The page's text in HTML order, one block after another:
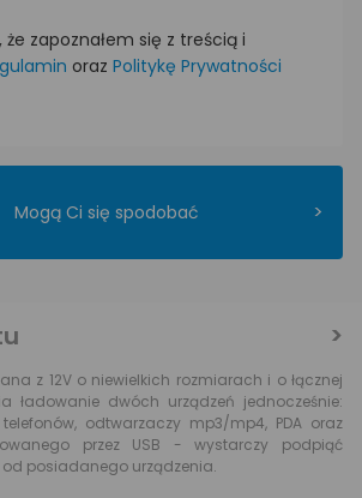
zapoznałem się z treścią i
oraz Politykę Prywatności
Mogą Ci się spodobać >
z 12V o niewielkich rozmiarach i o łącznej
ładowanie dwóch urządzeń jednocześnie:
odtwarzaczy mp3/mp4, PDA oraz
przez USB - wystarczy podpiąć
od posiadanego urządzenia.